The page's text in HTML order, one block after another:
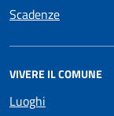
Scadenze
VIVERE IL COMUNE
Luoghi